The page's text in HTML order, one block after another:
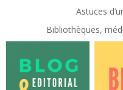
Astuces
Bibliothèques,